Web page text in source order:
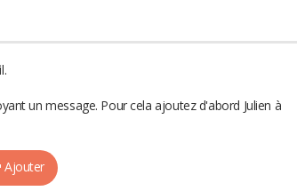
un message. Pour cela ajoutez d'abord Julien à
Ajouter